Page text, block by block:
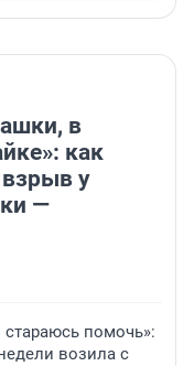
в
как
у
—
помочь»:
возила с